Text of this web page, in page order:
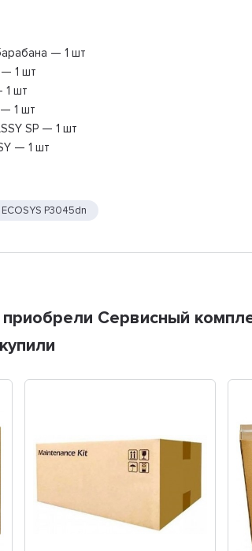
— 1 шт
— 1 шт
1 шт
— 1 шт
SP — 1 шт
— 1 шт
ECOSYS P3045dn
Сервисный